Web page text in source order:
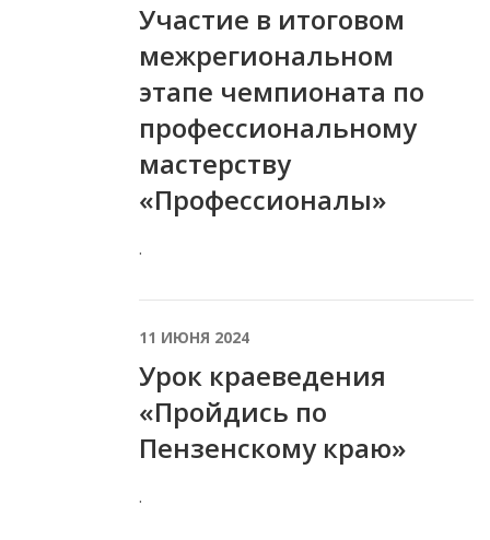
Участие в итоговом
межрегиональном
этапе чемпионата по
профессиональному
мастерству
«Профессионалы»
.
11 ИЮНЯ 2024
Урок краеведения
«Пройдись по
Пензенскому краю»
.